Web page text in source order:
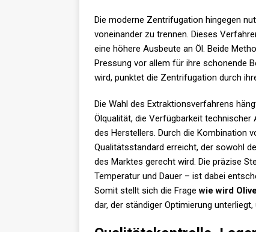
Die moderne Zentrifugation hingegen
voneinander zu trennen. Dieses
eine höhere Ausbeute an Öl. Beide
Pressung vor allem für ihre schonende
wird, punktet die Zentrifugation durch
Die Wahl des Extraktionsverfahrens
Ölqualität, die Verfügbarkeit
des Herstellers. Durch die Kombination
Qualitätsstandard erreicht, der sowohl
des Marktes gerecht wird. Die präzise
Temperatur und Dauer – ist dabei
Somit stellt sich die Fragewie wird
dar, der ständiger Optimierung